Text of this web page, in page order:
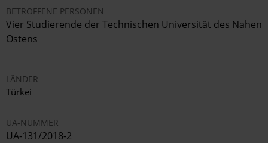
BETROFFENE PERSONEN
Vier Studierende der Technischen Universität des Nahen
Ostens
LÄNDER
Türkei
UA-NUMMER
UA-131/2018-2